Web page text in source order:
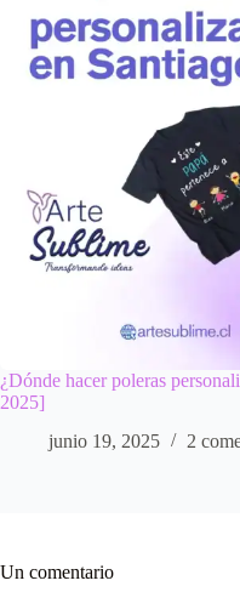
¿Dónde hacer poleras
2025]
junio 19, 2025
2
Un comentario